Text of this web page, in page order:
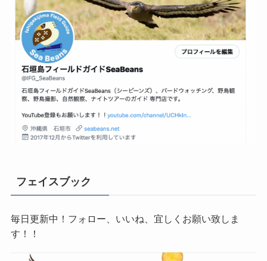
フェイスブック
毎日更新中！フォロー、いいね、宜しくお願い致しま
す！！